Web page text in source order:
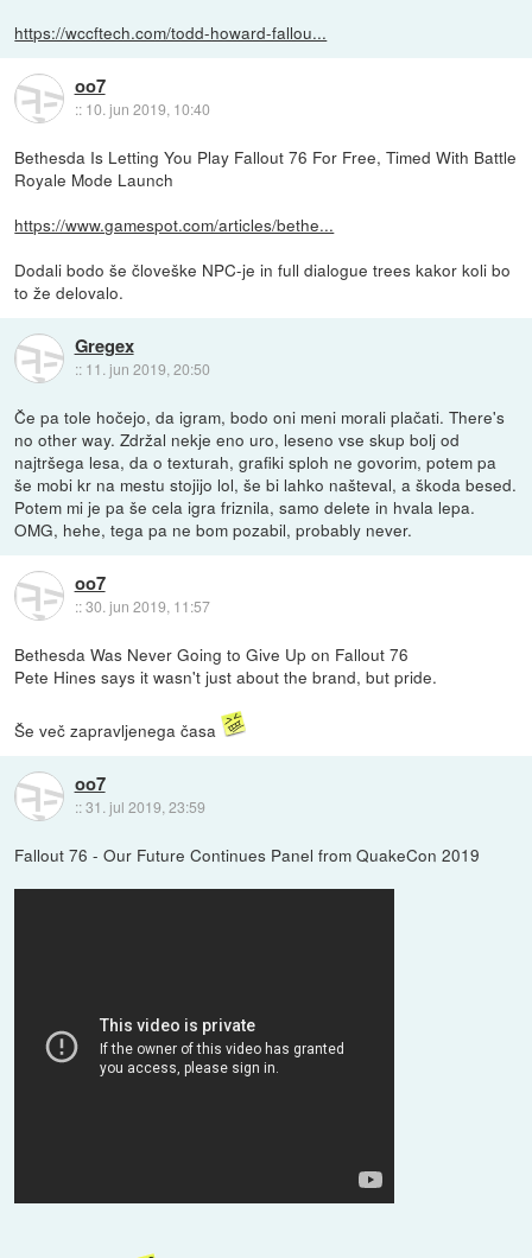
https://wccftech.com/todd-howard-fallou...
oo7
:: 10. jun 2019, 10:40
Bethesda Is Letting You Play Fallout 76 For Free, Timed With Battle
Royale Mode Launch
https://www.gamespot.com/articles/bethe...
Dodali bodo še človeške NPC-je in full dialogue trees kakor koli bo
to že delovalo.
Gregex
:: 11. jun 2019, 20:50
Če pa tole hočejo, da igram, bodo oni meni morali plačati. There's
no other way. Zdržal nekje eno uro, leseno vse skup bolj od
najtršega lesa, da o texturah, grafiki sploh ne govorim, potem pa
še mobi kr na mestu stojijo lol, še bi lahko našteval, a škoda besed.
Potem mi je pa še cela igra friznila, samo delete in hvala lepa.
OMG, hehe, tega pa ne bom pozabil, probably never.
oo7
::30. jun 2019, 11:57
Bethesda Was Never Going to Give Up on Fallout 76
Pete Hines says it wasn't just about the brand, but pride.
Še več zapravljenega časa
oo7
::31. jul 2019, 23:59
Fallout 76 - Our Future Continues Panel from QuakeCon 2019